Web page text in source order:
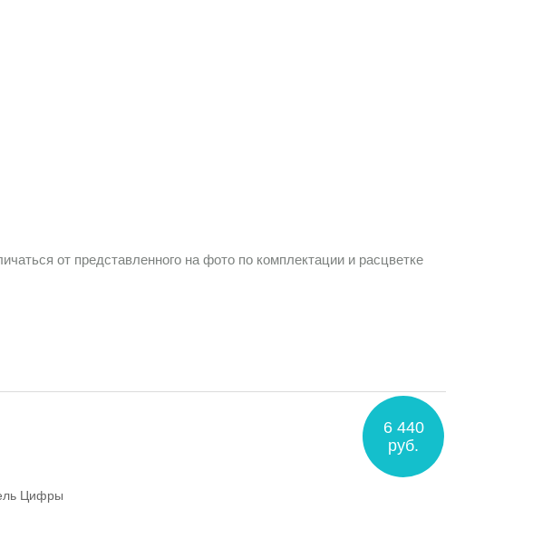
от представленного на фото по комплектации и расцветке
6 440
руб.
Цифры